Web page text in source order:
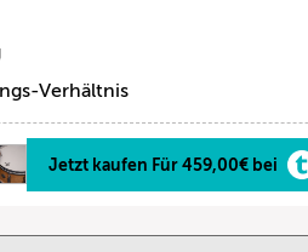
Verhältnis
Jetzt kaufen Für 459,00€ bei